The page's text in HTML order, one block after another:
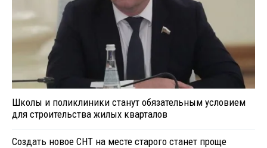
Школы и поликлиники станут обязательным условием
для строительства жилых кварталов
Создать новое СНТ на месте старого станет проще